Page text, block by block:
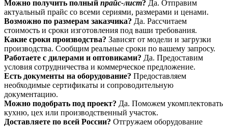
Можно получить полный прайс-лист? Да. Отправим
актуальный прайс со всеми сериями, размерами и ценами.
Возможно по размерам заказчика? Да. Рассчитаем
стоимость и сроки изготовления под ваши требования.
Какие сроки производства? Зависят от модели и загрузки
производства. Сообщим реальные сроки по вашему запросу.
Работаете с дилерами и оптовиками? Да. Предоставим
условия сотрудничества и коммерческое предложение.
Есть документы на оборудование? Предоставляем
необходимые сертификаты и сопроводительную
документацию.
Можно подобрать под проект? Да. Поможем укомплектовать
кухню, цех или производственный участок.
Доставляете по всей России? Отгружаем оборудование